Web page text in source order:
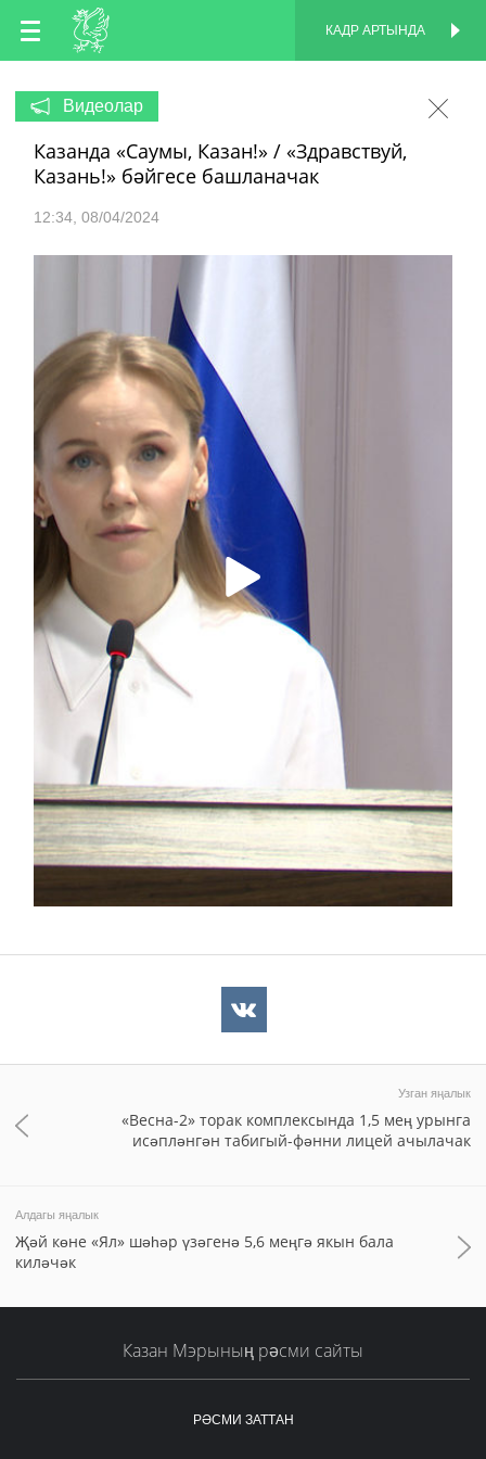
TT
EN
КАДР АРТЫНДА
Видеолар
Казанда «Саумы, Казан!» / «Здравствуй,
Казань!» бәйгесе башланачак
12:34 08/04/2024
Узган яңалык
«Весна-2» торак комплексында 1,5 мең урынга
исәпләнгән табигый-фәнни лицей ачылачак
Алдагы яңалык
Җәй көне «Ял» шәһәр үзәгенә 5,6 меңгә якын бала
киләчәк
Казан Мэрының рәсми сайты
РӘСМИ ЗАТТАН
КАДР АРТЫНДА